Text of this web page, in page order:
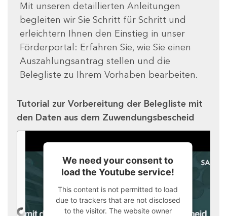
Mit unseren detaillierten Anleitungen
begleiten wir Sie Schritt für Schritt und
erleichtern Ihnen den Einstieg in unser
Förderportal: Erfahren Sie, wie Sie einen
Auszahlungsantrag stellen und die
Belegliste zu Ihrem Vorhaben bearbeiten.
Tutorial zur Vorbereitung der Belegliste mit
den Daten aus dem Zuwendungsbescheid
We need your consent to
load the Youtube service!
This content is not permitted to load
due to trackers that are not disclosed
to the visitor. The website owner